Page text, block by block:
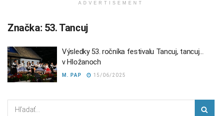
ADVERTISEMENT
Značka: 53. Tancuj
Výsledky 53. ročníka festivalu Tancuj, tancuj…
v Hložanoch
M. PAP 15/06/2025